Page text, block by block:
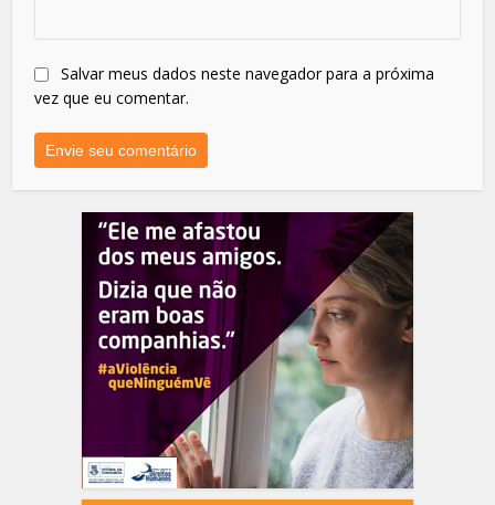
Salvar meus dados neste navegador para a próxima
vez que eu comentar.